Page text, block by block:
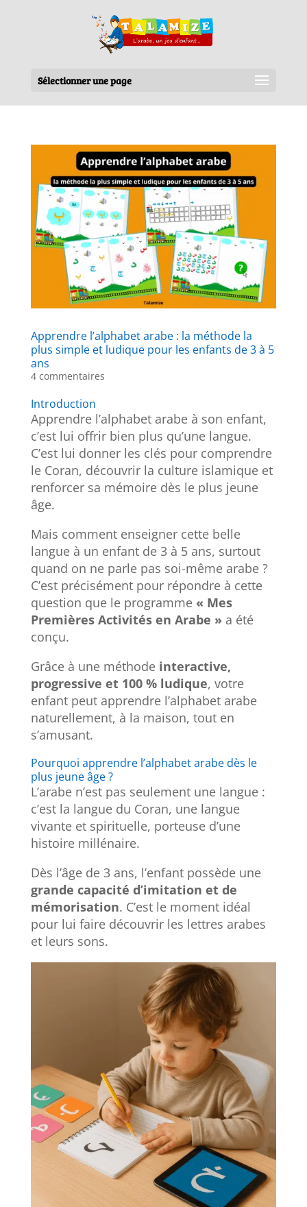
Sélectionner une page
Apprendre l’alphabet arabe : la méthode la
plus simple et ludique pour les enfants de 3 à 5
ans
4 commentaires
Introduction
Apprendre l’alphabet arabe à son enfant,
c’est lui offrir bien plus qu’une langue.
C’est lui donner les clés pour comprendre
le Coran, découvrir la culture islamique et
renforcer sa mémoire dès le plus jeune
âge.
Mais comment enseigner cette belle
langue à un enfant de 3 à 5 ans, surtout
quand on ne parle pas soi-même arabe ?
C’est précisément pour répondre à cette
question que le programme « Mes
Premières Activités en Arabe » a été
conçu.
Grâce à une méthode interactive,
progressive et 100 % ludique, votre
enfant peut apprendre l’alphabet arabe
naturellement, à la maison, tout en
s’amusant.
Pourquoi apprendre l’alphabet arabe dès le
plus jeune âge ?
L’arabe n’est pas seulement une langue :
c’est la langue du Coran, une langue
vivante et spirituelle, porteuse d’une
histoire millénaire.
Dès l’âge de 3 ans, l’enfant possède une
grande capacité d’imitation et de
mémorisation. C’est le moment idéal
pour lui faire découvrir les lettres arabes
et leurs sons.